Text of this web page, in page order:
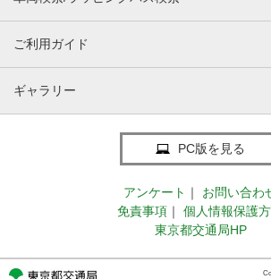
ご利用ガイド
ギャラリー
PC版を見る
アンケート ｜
お問い合わ
免責事項 ｜
個人情報保護
東京都交通局HP